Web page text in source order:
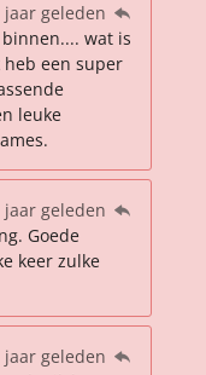
jaar geleden
wat is
een super
leuke
jaar geleden
Goede
keer zulke
jaar geleden